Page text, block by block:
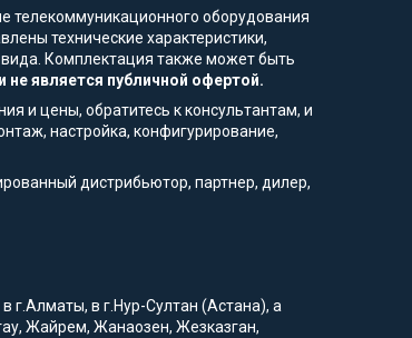
телекоммуникационного оборудования
технические характеристики,
Комплектация также может быть
является публичной офертой.
и цены, обратитесь к консультантам, и
настройка, конфигурирование,
дистрибьютор, партнер, дилер,
г.Алматы, в г.Нур-Султан (Астана), а
Жайрем, Жанаозен, Жезказган,